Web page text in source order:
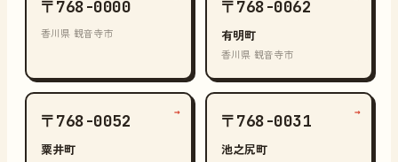
〒768-0000
香川県 観音寺市
〒768-0062
有明町
香川県 観音寺市
〒768-0052
粟井町
→ 〒768-0031
池之尻町
→